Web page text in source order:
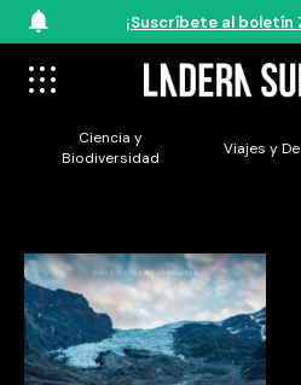
¡Suscríbete al boletín
Ciencia y
Biodiversidad
Viajes y